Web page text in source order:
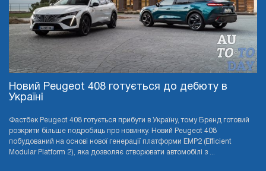
Новий Peugeot 408 готується до дебюту в
Україні
Фастбек Peugeot 408 готується прибути в Україну, тому Бренд готовий
розкрити більше подробиць про новинку. Новий Peugeot 408
побудований на основі нової генерації платформи EMP2 (Efficient
Modular Platform 2), яка дозволяє створювати автомобілі з ...